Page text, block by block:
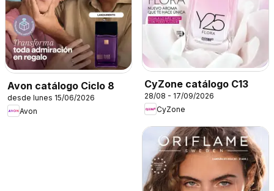
Avon catálogo Ciclo 8
desde lunes 15/06/2026
Avon
CyZone catálogo C13
28/08 - 17/09/2026
CyZone